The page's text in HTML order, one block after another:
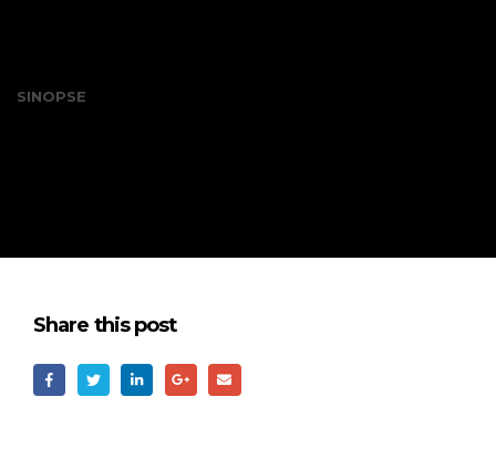
SINOPSE
Share this post